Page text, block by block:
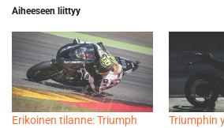
Aiheeseen liittyy
Erikoinen tilanne: Triumph
Triumphin